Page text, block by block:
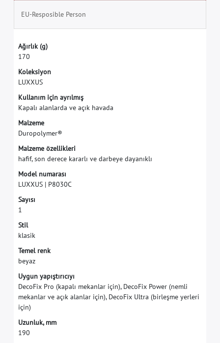
EU-Resposible Person
Ağırlık (g)
170
Koleksiyon
LUXXUS
Kullanım için ayrılmış
Kapalı alanlarda ve açık havada
Malzeme
Duropolymer®
Malzeme özellikleri
haff, son derece kararlı ve darbeye dayanıklı
Model numarası
LUXXUS | P8030C
Sayısı
1
Stil
klasik
Temel renk
beyaz
Uygun yapıştırıcıyı
DecoFix Pro (kapalı mekanlar için), DecoFix Power (nemli
mekanlar ve açık alanlar için), DecoFix Ultra (birleşme yerleri
için)
Uzunluk, mm
190